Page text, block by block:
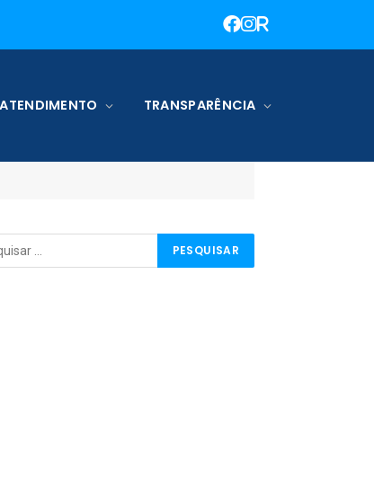
ATENDIMENTO TRANSPARÊNCIA